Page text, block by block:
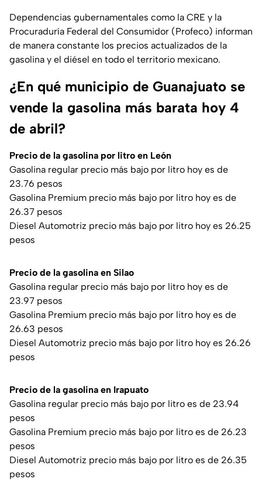
Dependencias gubernamentales como la CRE y la
Procuraduría Federal del Consumidor (Profeco) informan
de manera constante los precios actualizados de la
gasolina y el diésel en todo el territorio mexicano.
¿En qué municipio de Guanajuato se
vende la gasolina más barata hoy 4
de abril?
Precio de la gasolina por litro en León
Gasolina regular precio más bajo por litro hoy es de
23.76 pesos
Gasolina Premium precio más bajo por litro hoy es de
26.37 pesos
Diesel Automotriz precio más bajo por litro hoy es 26.25
pesos
Precio de la gasolina en Silao
Gasolina regular precio más bajo por litro hoy es de
23.97 pesos
Gasolina Premium precio más bajo por litro hoy es de
26.63 pesos
Diesel Automotriz precio más bajo por litro hoy es 26.26
pesos
Precio de la gasolina en Irapuato
Gasolina regular precio más bajo por litro es de 23.94
pesos
Gasolina Premium precio más bajo por litro es de 26.23
pesos
Diesel Automotriz precio más bajo por litro es de 26.35
pesos